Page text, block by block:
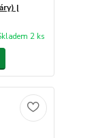
|
2 ks